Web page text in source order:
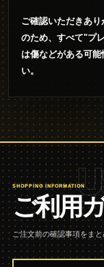
ご確認いただきあ
のため、すべて"プ
は傷などがある可
い。
SHOPPING INFORMATION
ご利用
ご注文前の確認事項をまと